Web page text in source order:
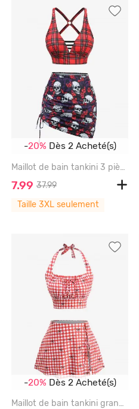
-20% Dès 2 Acheté(s)
Maillot de bain tankini 3 pièces grande taille à imprimé têtes de mort, fleurs et feuilles à carreaux, jupe croisée cintrée - RED - 3X | US 22-24
7.99 37.99
Taille 3XL seulement
-20% Dès 2 Acheté(s)
Maillot de bain tankini grande taille à carreaux, imprimé nœud papillon, lacets et décolleté dos nu fendu - RED - 2X | US 18-20